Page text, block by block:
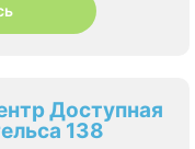
Доступная
138